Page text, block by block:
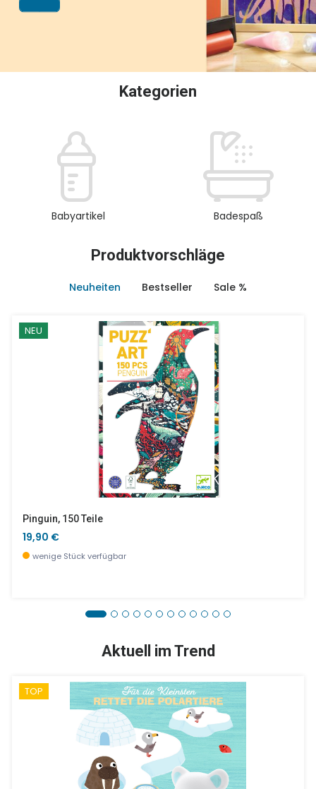
Kategorien
Babyartikel Badespaß
Produktvorschläge
Neuheiten Bestseller Sale %
NEU
Pinguin, 150 Teile
19,90 €
wenige Stück verfügbar
Aktuell im Trend
TOP